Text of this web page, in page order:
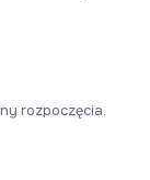
rozpoczęcia.